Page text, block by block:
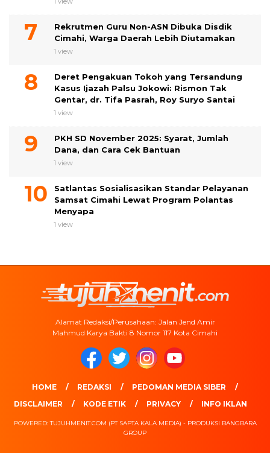
Rekrutmen Guru Non-ASN Dibuka Disdik
Cimahi, Warga Daerah Lebih Diutamakan
1 view
Deret Pengakuan Tokoh yang Tersandung
Kasus Ijazah Palsu Jokowi: Rismon Tak
Gentar, dr. Tifa Pasrah, Roy Suryo Santai
1 view
PKH SD November 2025: Syarat, Jumlah
Dana, dan Cara Cek Bantuan
1 view
Satlantas Sosialisasikan Standar Pelayanan
Samsat Cimahi Lewat Program Polantas
Menyapa
1 view
Alamat Redaksi/Perusahaan: Jalan Jend Amir
Mahmud Karya Bakti 8 Nomor 117 Kota Cimahi
HOME REDAKSI
PEDOMAN MEDIA SIBER
DISCLAIMER
KODE ETIK PRIVACY INFO IKLAN
POWERED: TUJUHMENIT.COM (PT SAPTA KALA MEDIA) - PRODUKSI BANGBARA
GROUP